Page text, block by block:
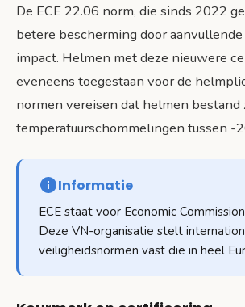
De ECE 22.06 norm, die sinds 2022
betere bescherming door
impact. Helmen met deze nieuwere
eveneens toegestaan voor de
normen vereisen dat helmen bestand
temperatuurschommelingen tussen -
Informatie
ECE staat voor Economic
Deze VN-organisatie stelt
veiligheidsnormen vast die in heel